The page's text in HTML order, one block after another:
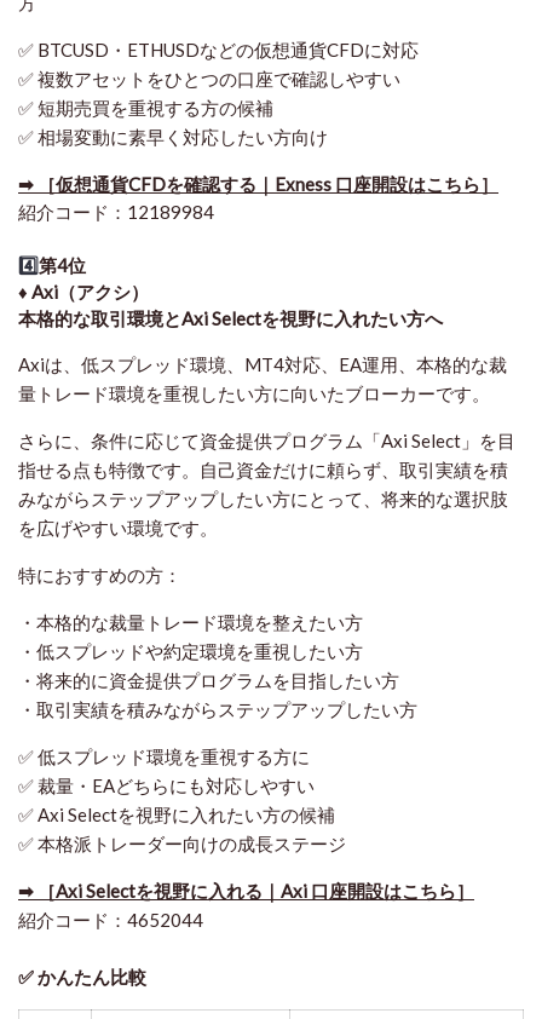
✅ BTCUSD・ETHUSDなどの仮想通貨CFDに対応
✅ 複数アセットをひとつの口座で確認しやすい
✅ 短期売買を重視する方の候補
✅ 相場変動に素早く対応したい方向け
➡ ［仮想通貨CFDを確認する｜Exness 口座開設はこちら］
紹介コード：12189984
4️⃣第4位
♦️ Axi（アクシ）
本格的な取引環境とAxi Selectを視野に入れたい方へ
Axiは、低スプレッド環境、MT4対応、EA運用、本格的な裁
量トレード環境を重視したい方に向いたブローカーです。
さらに、条件に応じて資金提供プログラム「Axi Select」を目
指せる点も特徴です。自己資金だけに頼らず、取引実績を積
みながらステップアップしたい方にとって、将来的な選択肢
を広げやすい環境です。
特におすすめの方：
・本格的な裁量トレード環境を整えたい方
・低スプレッドや約定環境を重視したい方
・将来的に資金提供プログラムを目指したい方
・取引実績を積みながらステップアップしたい方
✅ 低スプレッド環境を重視する方に
✅ 裁量・EAどちらにも対応しやすい
✅ Axi Selectを視野に入れたい方の候補
✅ 本格派トレーダー向けの成長ステージ
➡ ［Axi Selectを視野に入れる｜Axi 口座開設はこちら］
紹介コード：4652044
✅ かんたん比較